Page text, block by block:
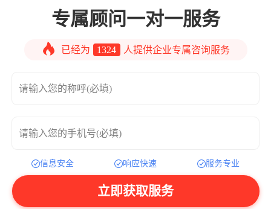
专属顾问一对一服务
已经为 1324 人提供企业专属咨询服务
请输入您的称呼(必填)
请输入您的手机号(必填)
信息安全 响应快速 服务专业
立即获取服务